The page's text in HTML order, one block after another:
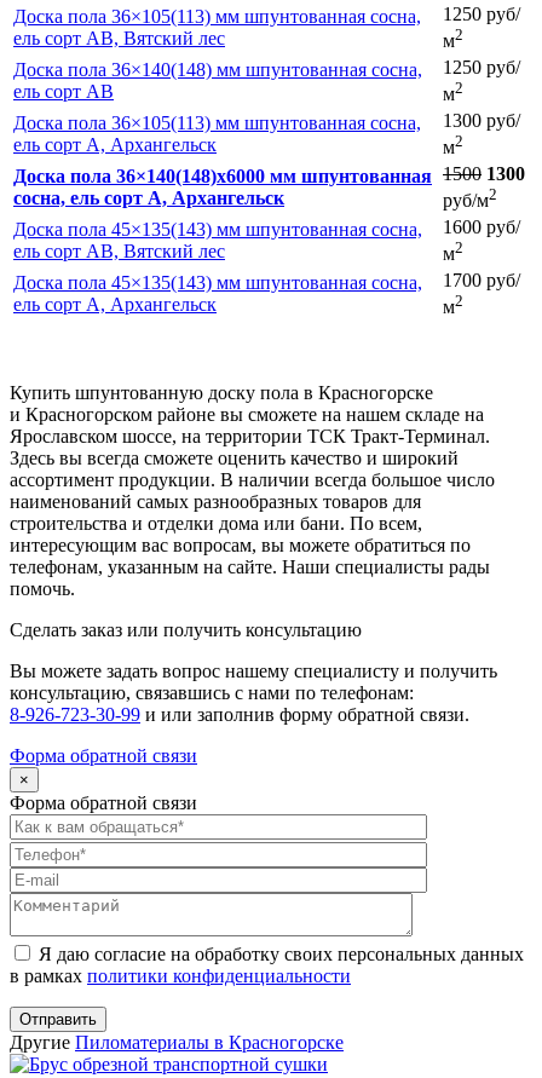
Доска пола 36×105(113) мм шпунтованная сосна,
ель сорт АB, Вятский лес
1250 руб/
м2
Доска пола 36×140(148) мм шпунтованная сосна,
ель сорт АВ
1250 руб/
м2
Доска пола 36×105(113) мм шпунтованная сосна,
ель сорт А, Архангельск
1300 руб/
м2
Доска пола 36×140(148)x6000 мм шпунтованная
сосна, ель сорт А, Архангельск
1500 1300
руб/м2
Доска пола 45×135(143) мм шпунтованная сосна,
ель сорт АВ, Вятский лес
1600 руб/
м2
Доска пола 45×135(143) мм шпунтованная сосна,
ель сорт А, Архангельск
1700 руб/
м2
Купить шпунтованную доску пола в Красногорске
и Красногорском районе вы сможете на нашем складе на
Ярославском шоссе, на территории ТСК Тракт-Терминал.
Здесь вы всегда сможете оценить качество и широкий
ассортимент продукции. В наличии всегда большое число
наименований самых разнообразных товаров для
строительства и отделки дома или бани. По всем,
интересующим вас вопросам, вы можете обратиться по
телефонам, указанным на сайте. Наши специалисты рады
помочь.
Сделать заказ или получить консультацию
Вы можете задать вопрос нашему специалисту и получить
консультацию, связавшись с нами по телефонам:
8-926-723-30-99 и или заполнив форму обратной связи.
Форма обратной связи
×
Форма обратной связи
Оставьте
это
поле
пустым.
Я даю согласие на обработку своих персональных данных
в рамках политики конфиденциальности
Другие Пиломатериалы в Красногорске